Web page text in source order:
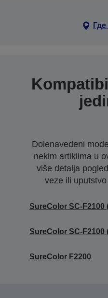
Dolenavedeni
nekim artiklima u
više detalja
veze ili
SureColor SC-F2100
SureColor SC-F2100
SureColor F2200